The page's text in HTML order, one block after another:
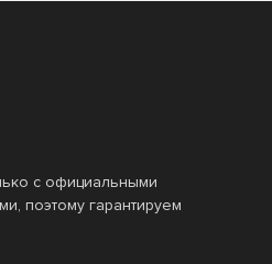
с официальными
поэтому гарантируем